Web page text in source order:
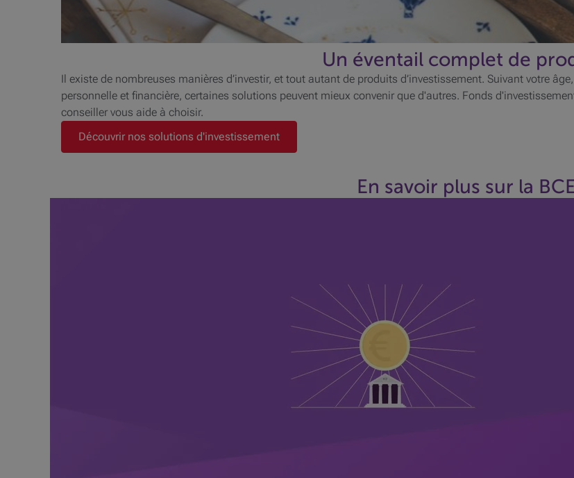
Un éventail complet de
Il existe de nombreuses manières d’investir, et tout autant de produits d’investissement. Suivant votre
personnelle et financière, certaines solutions peuvent mieux convenir que d'autres. Fonds
conseiller vous aide à choisir.
Découvrir nos solutions d'investissement
En savoir plus sur la